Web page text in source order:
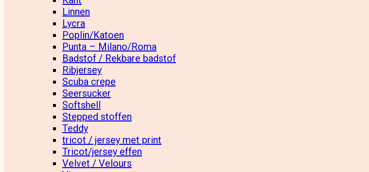
Linnen
Lycra
Poplin/Katoen
Punta – Milano/Roma
Badstof / Rekbare badstof
Ribjersey
Scuba crepe
Seersucker
Softshell
Stepped stoffen
Teddy
tricot / jersey met print
Tricot/jersey effen
Velvet / Velours